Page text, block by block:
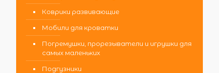
Коврики развивающие
Мобили для кроватки
Погремушки, прорезыватели и игрушки для
самых маленьких
Подгузники